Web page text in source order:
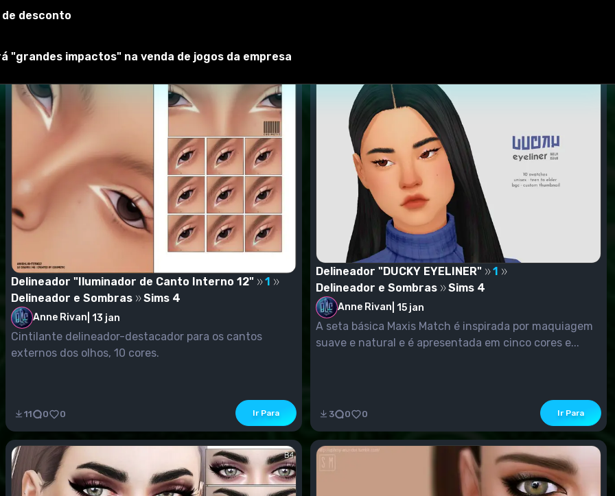
os arquivos .package na pasta Mods. Por padrão, ele está localizado em: (Nome de
você baixou um complemento no formato .zip, ele deve ser descompactado pelo WinRar, 7zip e outros antes de
Delineador "Iluminador de Canto Interno 12"
1
Delineador e Sombras
Sims 4
Anne Rivan 13 jan
Cintilante delineador-destacador para os cantos
externos dos olhos, 10 cores.
11 0 0 Ir Para
Delineador "DUCKY EYELINER"
1
Delineador e Sombras
Sims 4
Anne Rivan 15 jan
A seta básica Maxis Match é inspirada por maquiagem
suave e natural e é apresentada em cinco cores e...
3 0 0 Ir Para
desconto
"grandes impactos" na venda de jogos da empresa